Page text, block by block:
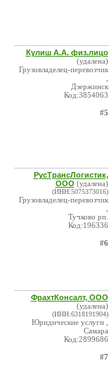
Кулиш А.А. физ.лицо
(удалена)
Грузовладелец-перевозчик
Дзержинск
Код:3854063
#5
РусТрансЛогистик,
ООО (удалена)
(ИНН:5075373016)
Грузовладелец-перевозчик
Тучково рп.
Код:196336
#6
ФрахтКонсалт, ООО
(удалена)
(ИНН:6318191904)
Юридические услуги ,
Самара
Код:2899686
#7